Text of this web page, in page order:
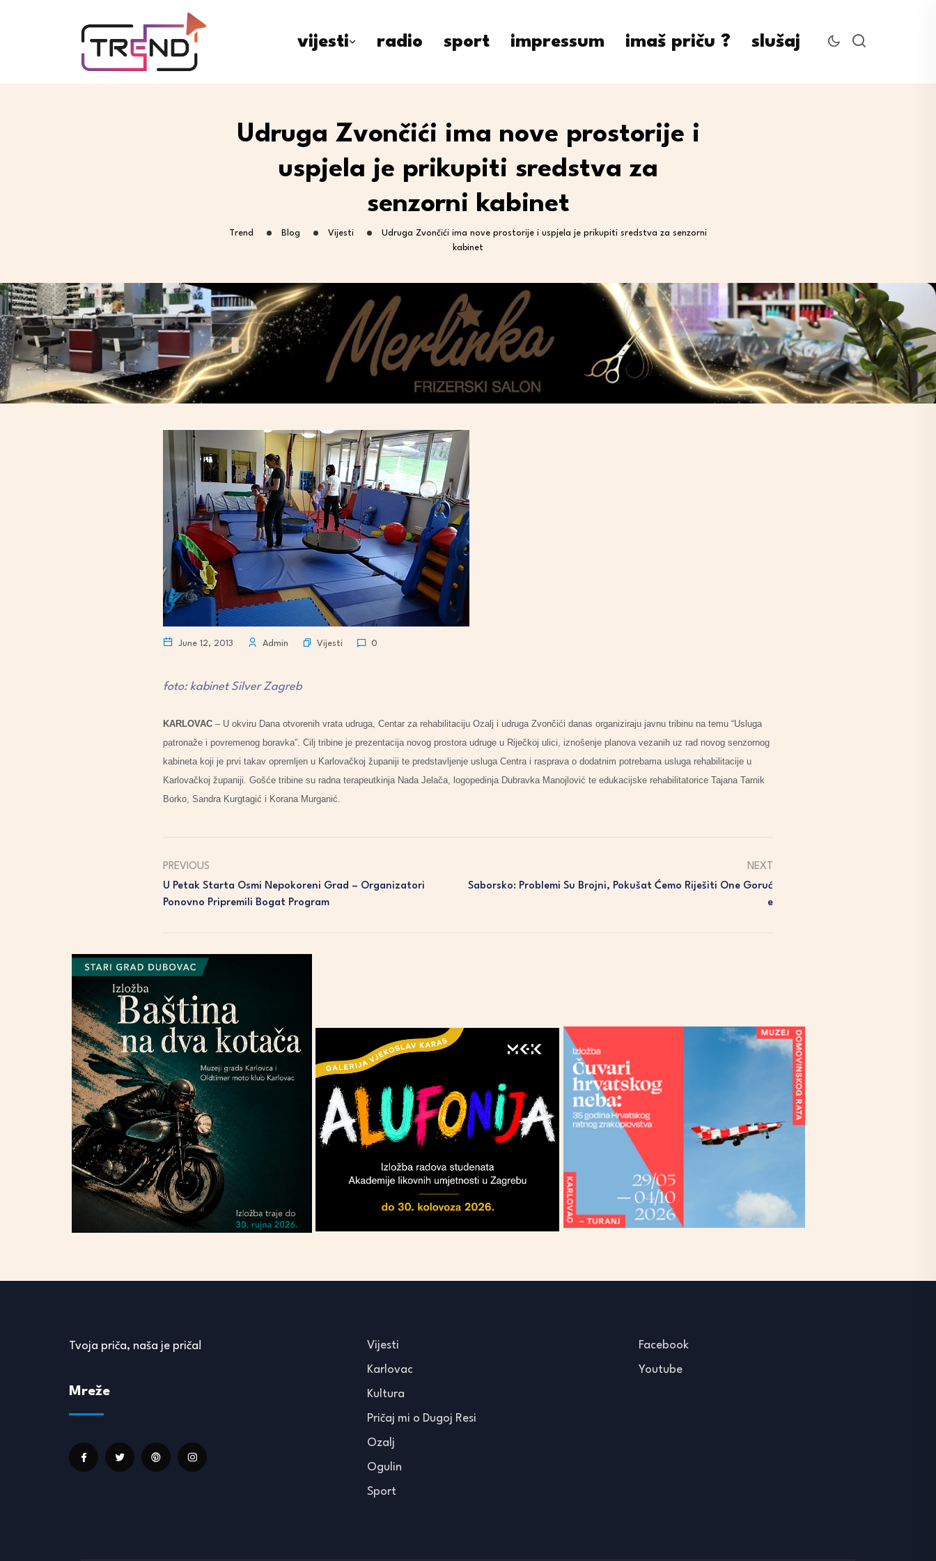
vijesti radio sport impressum imaš priču ? slušaj
Udruga Zvončići ima nove prostorije i
uspjela je prikupiti sredstva za
senzorni kabinet
Trend Blog Vijesti
Udruga Zvončići ima nove prostorije i uspjela je prikupiti sredstva za senzorni
kabinet
June 12, 2013 Admin Vijesti 0
foto: kabinet Silver Zagreb
KARLOVAC – U okviru Dana otvorenih vrata udruga, Centar za rehabilitaciju Ozalj i udruga Zvončići danas organiziraju javnu tribinu na temu “Usluga
patronaže i povremenog boravka”. Cilj tribine je prezentacija novog prostora udruge u Riječkoj ulici, iznošenje planova vezanih uz rad novog senzornog
kabineta koji je prvi takav opremljen u Karlovačkoj županiji te predstavljenje usluga Centra i rasprava o dodatnim potrebama usluga rehabilitacije u
Karlovačkoj županiji. Gošće tribine su radna terapeutkinja Nada Jelača, logopedinja Dubravka Manojlović te edukacijske rehabilitatorice Tajana Tarnik
Borko, Sandra Kurgtagić i Korana Murganić.
PREVIOUS
U Petak Starta Osmi Nepokoreni Grad – Organizatori
Ponovno Pripremili Bogat Program
NEXT
Saborsko: Problemi Su Brojni, Pokušat Ćemo Riješiti One Goruć
E
Tvoja priča, naša je priča!
Mreže
Vijesti
Karlovac
Kultura
Pričaj mi o Dugoj Resi
Ozalj
Ogulin
Sport
Facebook
Youtube